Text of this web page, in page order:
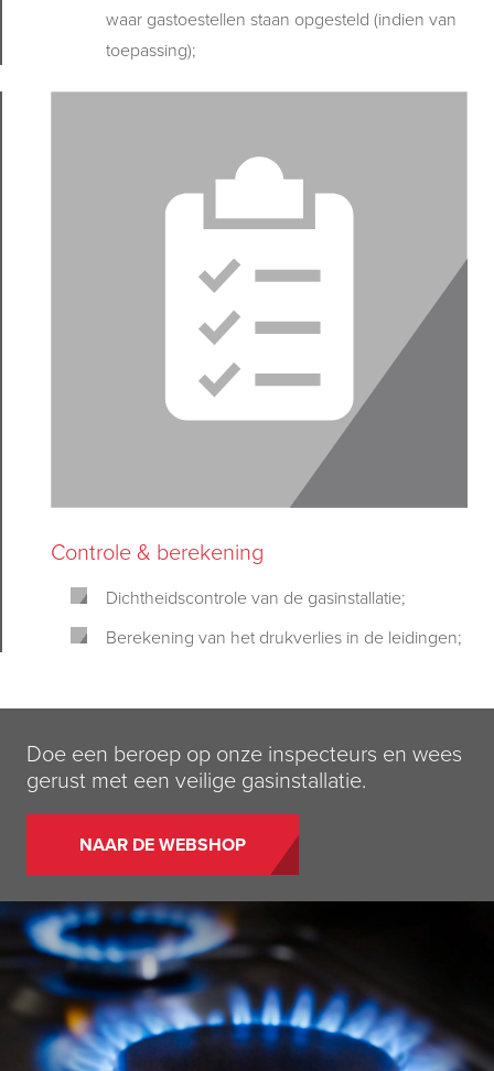
waar gastoestellen staan opgesteld (indien van
toepassing);
Controle & berekening
Dichtheidscontrole van de gasinstallatie;
Berekening van het drukverlies in de leidingen;
Doe een beroep op onze inspecteurs en wees
gerust met een veilige gasinstallatie.
NAAR DE WEBSHOP